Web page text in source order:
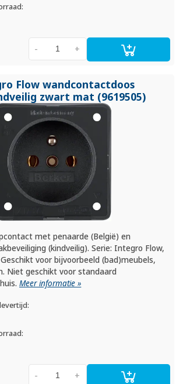
+
-
Flow wandcontactdoos
zwart mat (9619505)
met penaarde (België) en
(kindveilig). Serie: Integro Flow,
voor bijvoorbeeld (bad)meubels,
Niet geschikt voor standaard
Meer informatie »
+
-